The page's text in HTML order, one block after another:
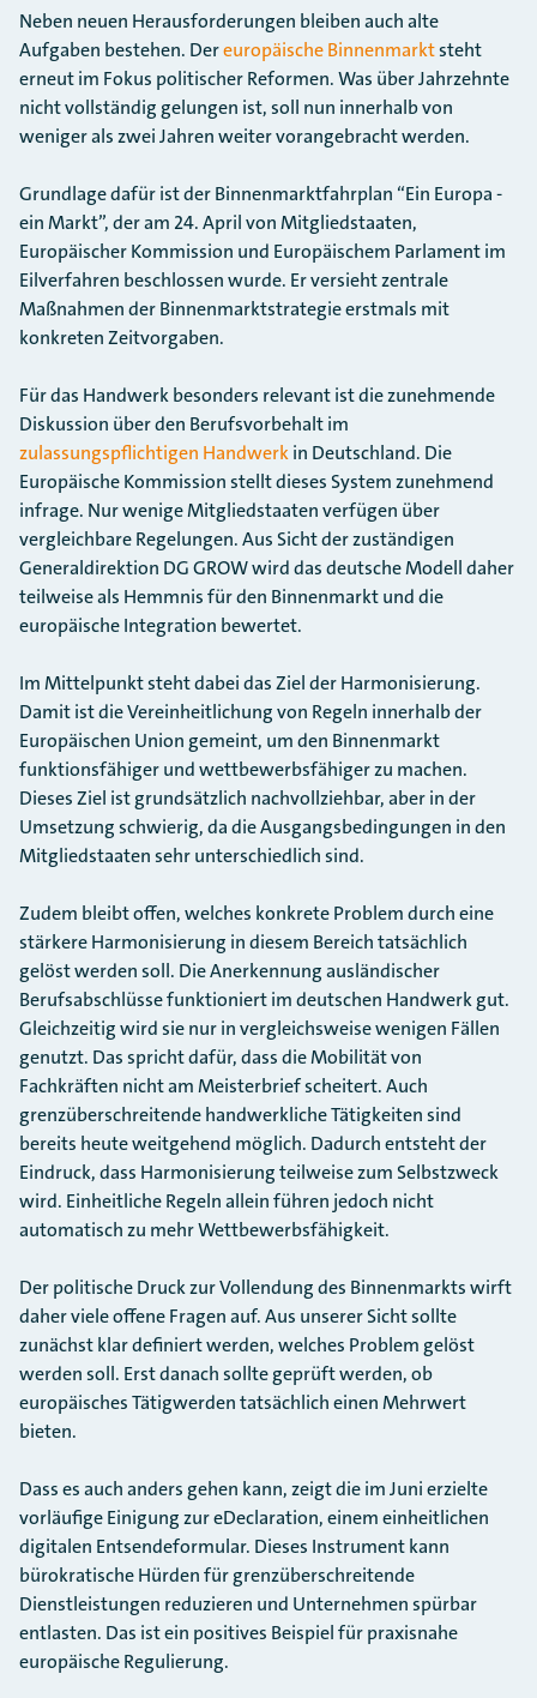
Neben neuen Herausforderungen bleiben auch alte
Aufgaben bestehen. Dereuropäische Binnenmarktsteht
erneut im Fokus politischer Reformen. Was über Jahrzehnte
nicht vollständig gelungen ist, soll nun innerhalb von
weniger als zwei Jahren weiter vorangebracht werden.
Grundlage dafür ist der Binnenmarktfahrplan “Ein Europa -
ein Markt”, der am 24. April von Mitgliedstaaten,
Europäischer Kommission und Europäischem Parlament im
Eilverfahren beschlossen wurde. Er versieht zentrale
Maßnahmen der Binnenmarktstrategie erstmals mit
konkreten Zeitvorgaben.
Für das Handwerk besonders relevant ist die zunehmende
Diskussion über den Berufsvorbehalt im
zulassungspflichtigen Handwerkin Deutschland. Die
Europäische Kommission stellt dieses System zunehmend
infrage. Nur wenige Mitgliedstaaten verfügen über
vergleichbare Regelungen. Aus Sicht der zuständigen
Generaldirektion DG GROW wird das deutsche Modell daher
teilweise als Hemmnis für den Binnenmarkt und die
europäische Integration bewertet.
Im Mittelpunkt steht dabei das Ziel der Harmonisierung.
Damit ist die Vereinheitlichung von Regeln innerhalb der
Europäischen Union gemeint, um den Binnenmarkt
funktionsfähiger und wettbewerbsfähiger zu machen.
Dieses Ziel ist grundsätzlich nachvollziehbar, aber in der
Umsetzung schwierig, da die Ausgangsbedingungen in den
Mitgliedstaaten sehr unterschiedlich sind.
Zudem bleibt offen, welches konkrete Problem durch eine
stärkere Harmonisierung in diesem Bereich tatsächlich
gelöst werden soll. Die Anerkennung ausländischer
Berufsabschlüsse funktioniert im deutschen Handwerk gut.
Gleichzeitig wird sie nur in vergleichsweise wenigen Fällen
genutzt. Das spricht dafür, dass die Mobilität von
Fachkräften nicht am Meisterbrief scheitert. Auch
grenzüberschreitende handwerkliche Tätigkeiten sind
bereits heute weitgehend möglich. Dadurch entsteht der
Eindruck, dass Harmonisierung teilweise zum Selbstzweck
wird. Einheitliche Regeln allein führen jedoch nicht
automatisch zu mehr Wettbewerbsfähigkeit.
Der politische Druck zur Vollendung des Binnenmarkts wirft
daher viele offene Fragen auf. Aus unserer Sicht sollte
zunächst klar definiert werden, welches Problem gelöst
werden soll. Erst danach sollte geprüft werden, ob
europäisches Tätigwerden tatsächlich einen Mehrwert
bieten.
Dass es auch anders gehen kann, zeigt die im Juni erzielte
vorläufige Einigung zur eDeclaration, einem einheitlichen
digitalen Entsendeformular. Dieses Instrument kann
bürokratische Hürden für grenzüberschreitende
Dienstleistungen reduzieren und Unternehmen spürbar
entlasten. Das ist ein positives Beispiel für praxisnahe
europäische Regulierung.